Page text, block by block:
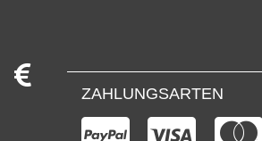
ZAHLUNGSARTEN